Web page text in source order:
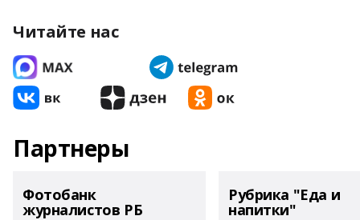
Читайте нас
Партнеры
Фотобанк
журналистов РБ
Рубрика "Еда и
напитки"